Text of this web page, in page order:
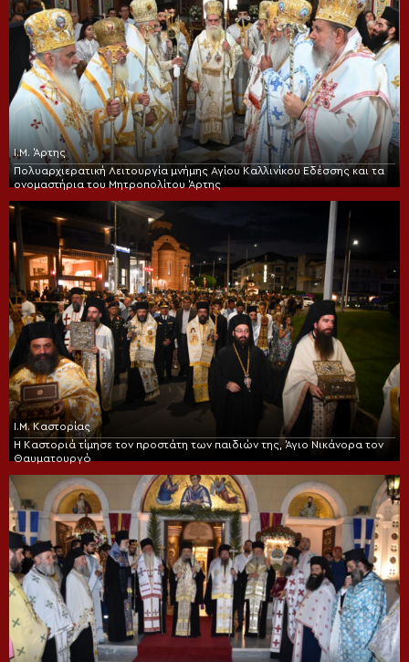
Ι.Μ. Άρτης
Πολυαρχιερατική Λειτουργία μνήμης Αγίου Καλλινίκου Εδέσσης και τα
ονομαστήρια του Μητροπολίτου Άρτης
Ι.Μ. Καστορίας
Η Καστοριά τίμησε τον προστάτη των παιδιών της, Άγιο Νικάνορα τον
Θαυματουργό